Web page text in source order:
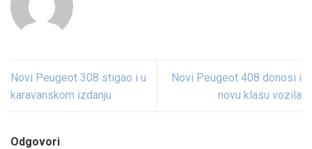
Novi Peugeot 308 stigao i u
karavanskom izdanju
Novi Peugeot 408 donosi i
novu klasu vozila
Odgovori